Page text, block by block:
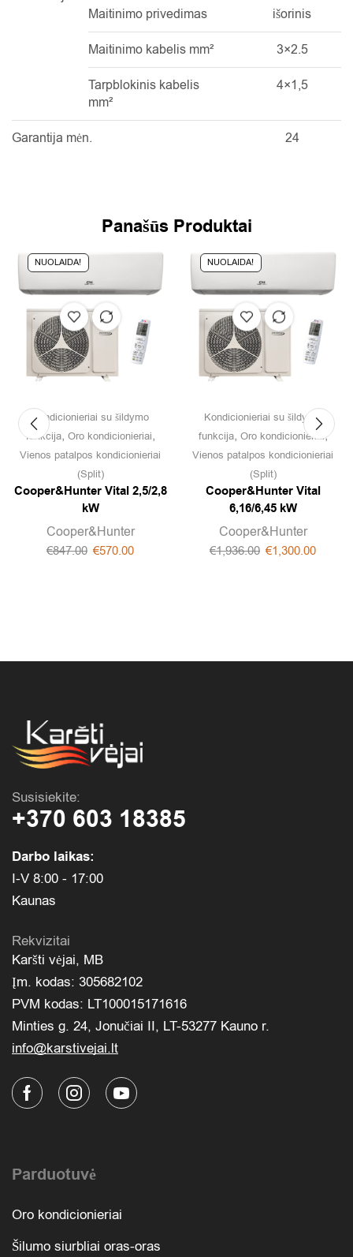
Maitinimo privedimas
išorinis
Maitinimo kabelis mm² 3×2.5
Tarpblokinis kabelis
mm²
4×1,5
Garantija mėn. 24
Panašūs Produktai
NUOLAIDA!
Kondicionieriai su šildymo
funkcija, Oro kondicionieriai,
Vienos patalpos kondicionieriai
(Split)
Cooper&Hunter Vital 2,5/2,8
kW
Cooper&Hunter
€847.00 €570.00
NUOLAIDA!
Kondicionieriai su šildymo
funkcija, Oro kondicionieriai,
Vienos patalpos kondicionieriai
(Split)
Cooper&Hunter Vital
6,16/6,45 kW
Cooper&Hunter
€1,936.00 €1,300.00
Susisiekite:
+370 603 18385
Darbo laikas:
I-V 8:00 - 17:00
Kaunas
Rekvizitai
Karšti vėjai, MB
Įm. kodas: 305682102
PVM kodas: LT100015171616
Minties g. 24, Jonučiai II, LT-53277 Kauno r.
info@karstivejai.lt
Parduotuvė
Oro kondicionieriai
Šilumo siurbliai oras-oras